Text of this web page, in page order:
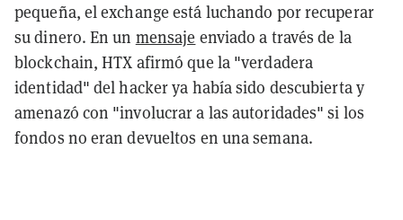
pequeña, el exchange está luchando por recuperar
su dinero. En un mensaje enviado a través de la
blockchain, HTX afirmó que la "verdadera
identidad" del hacker ya había sido descubierta y
amenazó con "involucrar a las autoridades" si los
fondos no eran devueltos en una semana.